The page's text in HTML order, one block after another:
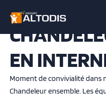
P
a
s
r
a
EN
Moment de convivialité dans
Chandeleur ensemble. Les